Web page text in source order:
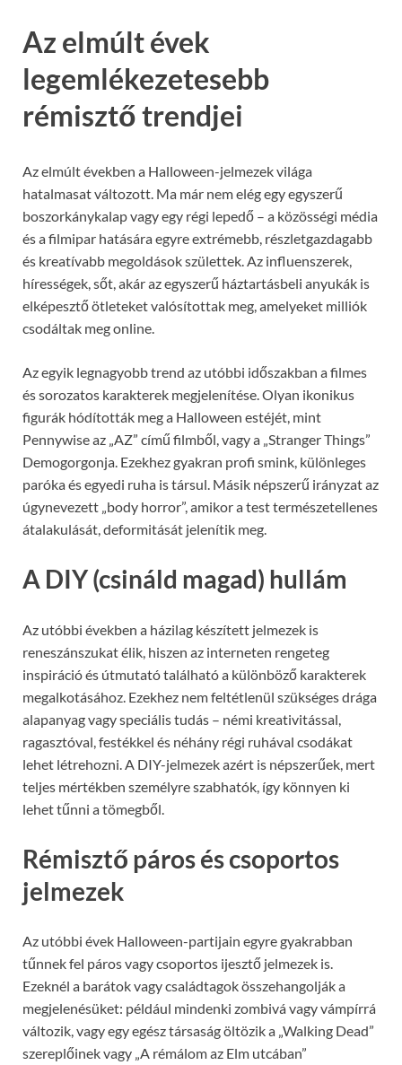
Az elmúlt évek
legemlékezetesebb
rémisztő trendjei
Az elmúlt években a Halloween-jelmezek világa
hatalmasat változott. Ma már nem elég egy egyszerű
boszorkánykalap vagy egy régi lepedő – a közösségi média
és a filmipar hatására egyre extrémebb, részletgazdagabb
és kreatívabb megoldások születtek. Az influenszerek,
hírességek, sőt, akár az egyszerű háztartásbeli anyukák is
elképesztő ötleteket valósítottak meg, amelyeket milliók
csodáltak meg online.
Az egyik legnagyobb trend az utóbbi időszakban a filmes
és sorozatos karakterek megjelenítése. Olyan ikonikus
figurák hódították meg a Halloween estéjét, mint
Pennywise az „AZ” című filmből, vagy a „Stranger Things”
Demogorgonja. Ezekhez gyakran profi smink, különleges
paróka és egyedi ruha is társul. Másik népszerű irányzat az
úgynevezett „body horror”, amikor a test természetellenes
átalakulását, deformitását jelenítik meg.
A DIY (csináld magad) hullám
Az utóbbi években a házilag készített jelmezek is
reneszánszukat élik, hiszen az interneten rengeteg
inspiráció és útmutató található a különböző karakterek
megalkotásához. Ezekhez nem feltétlenül szükséges drága
alapanyag vagy speciális tudás – némi kreativitással,
ragasztóval, festékkel és néhány régi ruhával csodákat
lehet létrehozni. A DIY-jelmezek azért is népszerűek, mert
teljes mértékben személyre szabhatók, így könnyen ki
lehet tűnni a tömegből.
Rémisztő páros és csoportos
jelmezek
Az utóbbi évek Halloween-partijain egyre gyakrabban
tűnnek fel páros vagy csoportos ijesztő jelmezek is.
Ezeknél a barátok vagy családtagok összehangolják a
megjelenésüket: például mindenki zombivá vagy vámpírrá
változik, vagy egy egész társaság öltözik a „Walking Dead”
szereplőinek vagy „A rémálom az Elm utcában”